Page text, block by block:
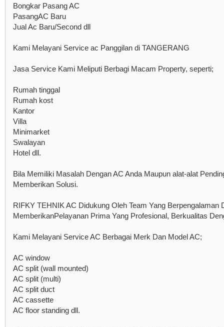
Bongkar Pasang AC
PasangAC Baru
Jual Ac Baru/Second dll
Kami Melayani Service ac Panggilan di TANGERANG
Jasa Service Kami Meliputi Berbagi Macam Property, seperti;
Rumah tinggal
Rumah kost
Kantor
Villa
Minimarket
Swalayan
Hotel dll.
Bila Memiliki Masalah Dengan AC Anda Maupun alat-alat
Memberikan Solusi.
RIFKY TEHNIK AC Didukung Oleh Team Yang Berpengalaman
MemberikanPelayanan Prima Yang Profesional, Berkualitas
Kami Melayani Service AC Berbagai Merk Dan Model AC;
AC window
AC split (wall mounted)
AC split (multi)
AC split duct
AC cassette
AC floor standing dll.